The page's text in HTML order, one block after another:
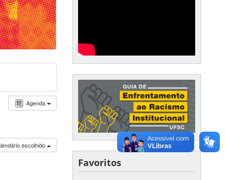
Agenda
escolhido
Favoritos